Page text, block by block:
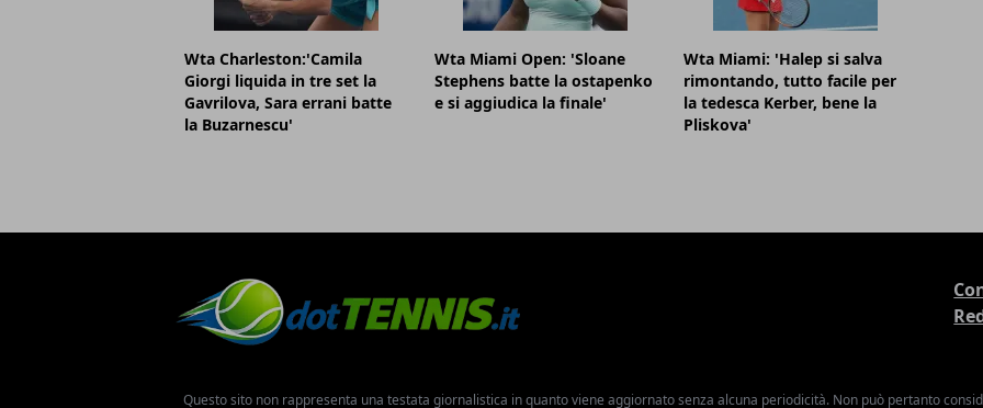
Wta Charleston:'Camila
Giorgi liquida in tre set la
Gavrilova, Sara errani batte
la Buzarnescu'
Wta Miami Open: 'Sloane
Stephens batte la ostapenko
e si aggiudica la finale'
Wta Miami: 'Halep si salva
rimontando, tutto facile per
la tedesca Kerber, bene la
Pliskova'
Questo sito non rappresenta una testata giornalistica in quanto viene aggiornato senza alcuna periodicità. Non può pertanto